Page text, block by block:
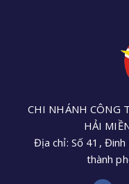
CHI NHÁNH CÔNG
HẢI
Địa chỉ: Số 41,
thành
Điện thoại: